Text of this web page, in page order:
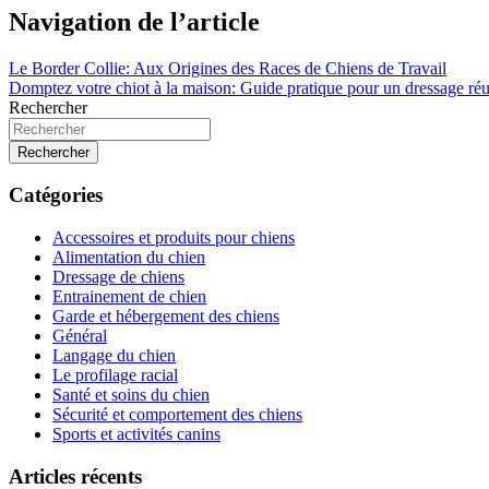
Navigation de l’article
Le Border Collie: Aux Origines des Races de Chiens de Travail
Domptez votre chiot à la maison: Guide pratique pour un dressage
Rechercher
Rechercher
Catégories
Accessoires et produits pour chiens
Alimentation du chien
Dressage de chiens
Entrainement de chien
Garde et hébergement des chiens
Général
Langage du chien
Le profilage racial
Santé et soins du chien
Sécurité et comportement des chiens
Sports et activités canins
Articles récents